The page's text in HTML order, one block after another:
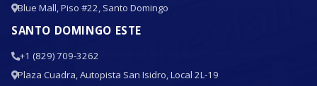
Blue Mall, Piso #22, Santo Domingo
SANTO DOMINGO ESTE
+1 (829) 709-3262
Plaza Cuadra, Autopista San Isidro, Local 2L-19